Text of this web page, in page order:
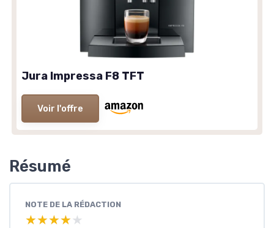
Jura Impressa F8 TFT
Voir l'offre
Résumé
NOTE DE LA RÉDACTION
★★★★★
★★★★★